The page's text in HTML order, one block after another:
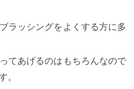
ラッシングをよくする方に多
てあげるのはもちろんなので
。